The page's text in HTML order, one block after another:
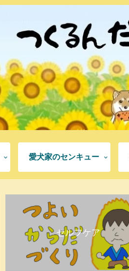
愛犬家のセンキュー
セルフケア